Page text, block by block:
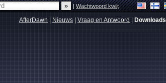
|Wachtwoord kwijt
AfterDawn Nieuws Vraag en Antwoord Downloads